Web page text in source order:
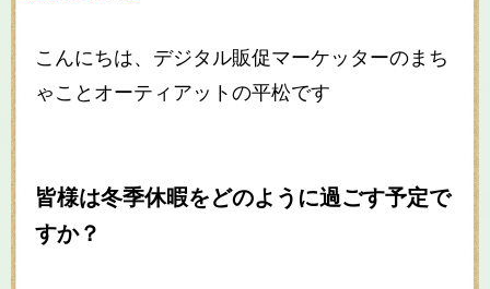
こんにちは、デジタル販促マーケッターのまち
ゃことオーティアットの平松です
皆様は冬季休暇をどのように過ごす予定で
すか？